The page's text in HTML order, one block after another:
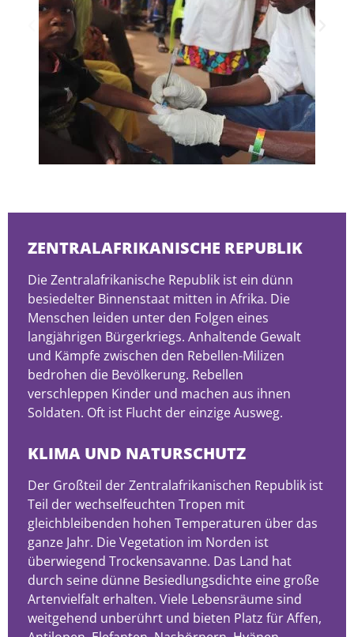
ZENTRALAFRIKANISCHE REPUBLIK
Die Zentralafrikanische Republik ist ein dünn
besiedelter Binnenstaat mitten in Afrika. Die
Menschen leiden unter den Folgen eines
langjährigen Bürgerkriegs. Anhaltende Gewalt
und Kämpfe zwischen den Rebellen-Milizen
bedrohen die Bevölkerung. Rebellen
verschleppen Kinder und machen aus ihnen
Soldaten. Oft ist Flucht der einzige Ausweg.
KLIMA UND NATURSCHUTZ
Der Großteil der Zentralafrikanischen Republik ist
Teil der wechselfeuchten Tropen mit
gleichbleibenden hohen Temperaturen über das
ganze Jahr. Die Vegetation im Norden ist
überwiegend Trockensavanne. Das Land hat
durch seine dünne Besiedlungsdichte eine große
Artenvielfalt erhalten. Viele Lebensräume sind
weitgehend unberührt und bieten Platz für Affen,